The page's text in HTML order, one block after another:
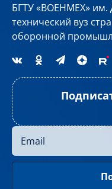
БГТУ «ВОЕНМЕХ»
технический вуз
оборонной